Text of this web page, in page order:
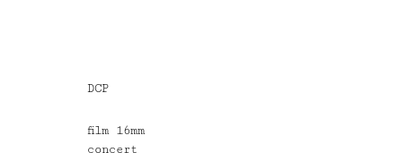
DCP
film 16mm
concert